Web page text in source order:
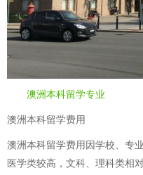
澳洲本科留学专业
澳洲本科留学费用
澳洲本科留学费用因学校、专
医学类较高，文科、理科类相